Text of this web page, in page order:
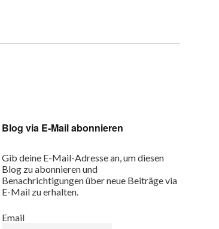
Blog via E-Mail abonnieren
Gib deine E-Mail-Adresse an, um diesen
Blog zu abonnieren und
Benachrichtigungen über neue Beiträge via
E-Mail zu erhalten.
Email